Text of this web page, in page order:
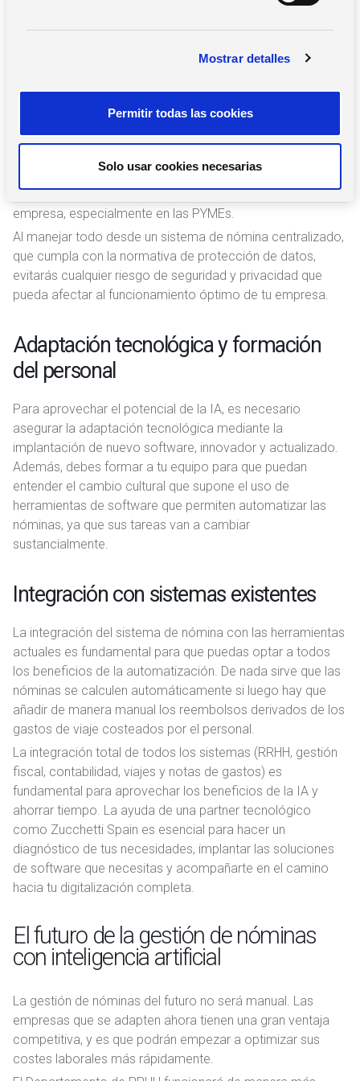
n
m
i
e
n
t
o
Mostrar detalles
Permitir todas las cookies
Solo usar cookies necesarias
Seguridad y privacidad de los datos
en los sistemas, pero debes velar por la centralización de
los datos en herramientas seguras, y dejar de utilizar
programas informáticos que no te garantizan la seguridad
Hoy día un sistema denómina cloudes mucho mejor que
almacenar las nóminas en los sistemas informáticos de tu
empresa, especialmente en las PYMEs.
Al manejar todo desde un sistema de nómina centralizado,
que cumpla con la normativa de protección de datos,
evitarás cualquier riesgo de seguridad y privacidad que
pueda afectar al funcionamiento óptimo de tu empresa.
Adaptación tecnológica y formación
del personal
Para aprovechar el potencial de la IA, es necesario
asegurar la adaptación tecnológica mediante la
implantación de nuevo software, innovador y actualizado.
Además, debes formar a tu equipo para que puedan
entender el cambio cultural que supone el uso de
herramientas de software que permiten automatizar las
nóminas, ya que sus tareas van a cambiar
sustancialmente.
Integración con sistemas existentes
La integración del sistema de nómina con las herramientas
actuales es fundamental para que puedas optar a todos
los beneficios de la automatización. De nada sirve que las
nóminas se calculen automáticamente si luego hay que
añadir de manera manual los reembolsos derivados de los
gastos de viaje costeados por el personal.
La integración total de todos los sistemas (RRHH, gestión
fiscal, contabilidad, viajes y notas de gastos) es
fundamental para aprovechar los beneficios de la IA y
ahorrar tiempo. La ayuda de una partner tecnológico
como Zucchetti Spain es esencial para hacer un
diagnóstico de tus necesidades, implantar las soluciones
de software que necesitas y acompañarte en el camino
hacia tu digitalización completa.
El futuro de la gestión de nóminas
con inteligencia artificial
La gestión de nóminas del futuro no será manual. Las
empresas que se adapten ahora tienen una gran ventaja
competitiva, y es que podrán empezar a optimizar sus
costes laborales más rápidamente.